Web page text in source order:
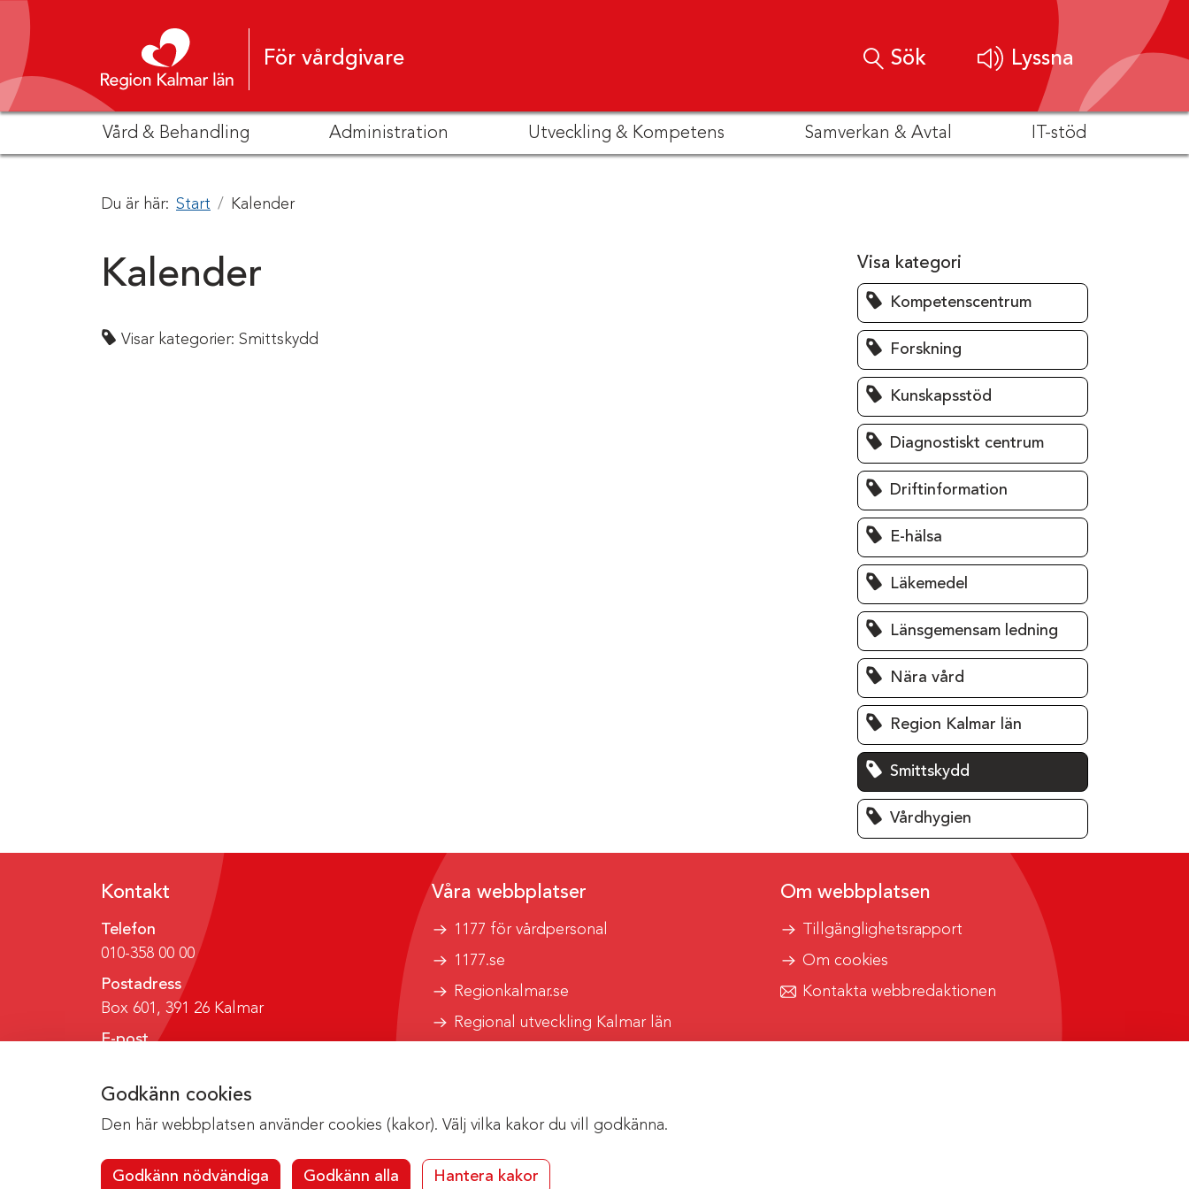
Godkänn cookies
Den här webbplatsen använder cookies (kakor). Välj vilka kakor du vill godkänna.
Godkänn nödvändiga Godkänn alla Hantera kakor
Hoppa till innehåll
För vårdgivare Sök Lyssna
Vård & Behandling Administration Utveckling & Kompetens Samverkan & Avtal IT-stöd
Du är här: Start Kalender
Kalender
Visar kategorier: Smittskydd
Visa kategori
Kompetenscentrum
Forskning
Kunskapsstöd
Diagnostiskt centrum
Driftinformation
E-hälsa
Läkemedel
Länsgemensam ledning
Nära vård
Region Kalmar län
Smittskydd
Vårdhygien
Kontakt
Telefon
010-358 00 00
Postadress
Box 601, 391 26 Kalmar
E-post
Våra webbplatser
1177 för vårdpersonal
1177.se
Regionkalmar.se
Regional utveckling Kalmar län
Om webbplatsen
Tillgänglighetsrapport
Om cookies
Kontakta webbredaktionen